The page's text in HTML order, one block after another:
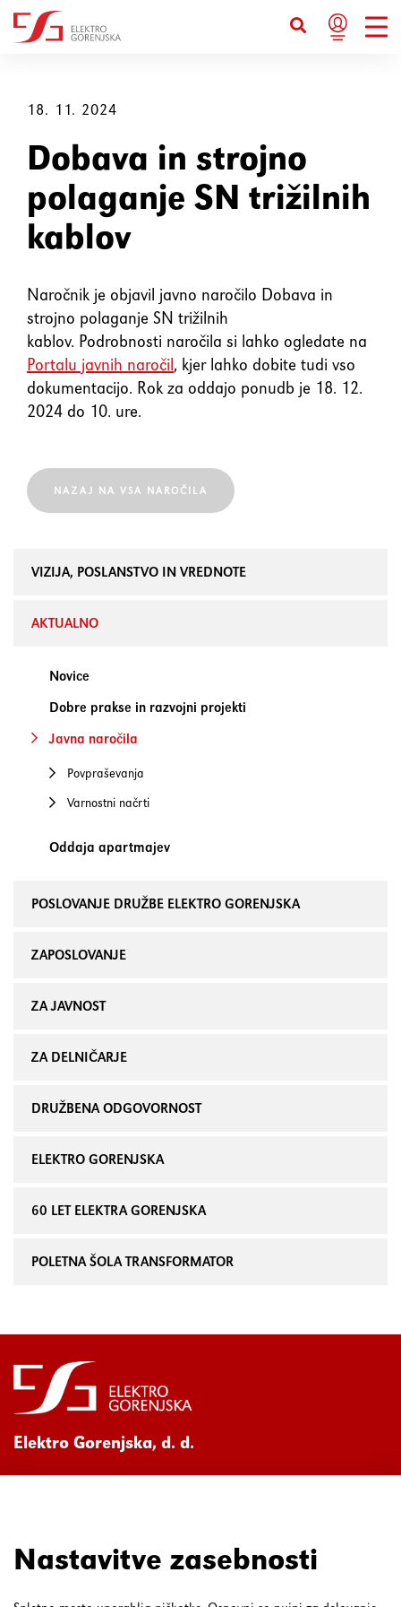
VIZIJA, POSLANSTVO IN VREDNOTE
AKTUALNO
Novice
Dobre prakse in razvojni projekti
Javna naročila
Povpraševanja
Varnostni načrti
Oddaja apartmajev
POSLOVANJE DRUŽBE ELEKTRO GORENJSKA
ZAPOSLOVANJE
ZA JAVNOST
ZA DELNIČARJE
DRUŽBENA ODGOVORNOST
ELEKTRO GORENJSKA
60 LET ELEKTRA GORENJSKA
POLETNA ŠOLA TRANSFORMATOR
18. 11. 2024
Dobava in strojno
polaganje SN trižilnih
kablov
Naročnik je objavil javno naročilo Dobava in
strojno polaganje SN trižilnih
kablov. Podrobnosti naročila si lahko ogledate na
Portalu javnih naročil, kjer lahko dobite tudi vso
dokumentacijo. Rok za oddajo ponudb je 18. 12.
2024 do 10. ure.
NAZAJ NA VSA NAROČILA
Elektro Gorenjska, d. d.
Nastavitve zasebnosti
s tipkovnico
Prikaže možnosti dostopnosti
Prikaže kazalo strani
Skoči na glavno vsebino
Zapre pojavno okno / meni
Premakne fokus na naslednji
element
Premakne fokus na prejšnji
element
element
Označi/odznači potrditveno